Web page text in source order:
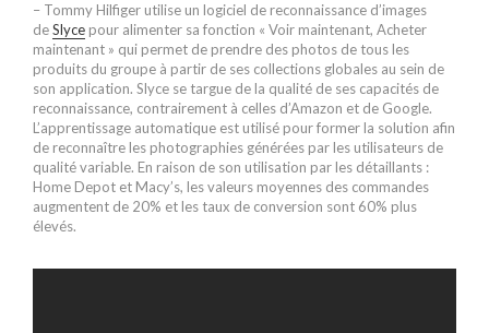
– Tommy Hilfiger utilise un logiciel de reconnaissance d’images
deSlyce pour alimenter sa fonction « Voir maintenant, Acheter
maintenant » qui permet de prendre des photos de tous les
produits du groupe à partir de ses collections globales au sein de
son application. Slyce se targue de la qualité de ses capacités de
reconnaissance, contrairement à celles d’Amazon et de Google.
L’apprentissage automatique est utilisé pour former la solution afin
de reconnaître les photographies générées par les utilisateurs de
qualité variable. En raison de son utilisation par les détaillants :
Home Depot et Macy’s, les valeurs moyennes des commandes
augmentent de 20% et les taux de conversion sont 60% plus
élevés.